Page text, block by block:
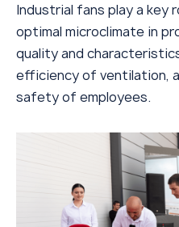
Industrial fans play a key
optimal microclimate in
quality and
efficiency of ventilation,
safety of employees.